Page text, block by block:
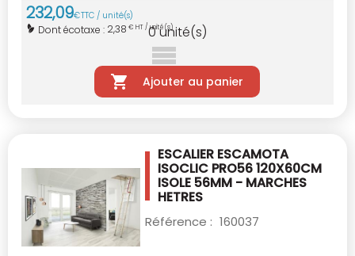
232,09€TTC / unité(s)
Dont écotaxe : 2,38 € HT / unité(s)
0unité(s)
Ajouter au panier
ESCALIER ESCAMOTA
ISOCLIC PRO56 120X60CM
ISOLE 56MM - MARCHES
HETRES
Référence : 160037